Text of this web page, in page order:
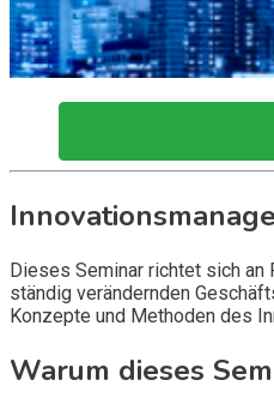
Dieses Seminar richtet sich an
ständig verändernden
Konzepte und Methoden des
Warum dieses